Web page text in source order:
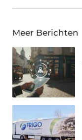
Meer Berichten